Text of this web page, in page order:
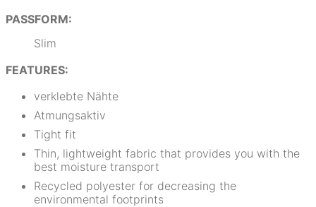
PASSFORM:
Slim
FEATURES:
verklebte Nähte
Atmungsaktiv
Tight fit
Thin, lightweight fabric that provides you with the
best moisture transport
Recycled polyester for decreasing the
environmental footprints